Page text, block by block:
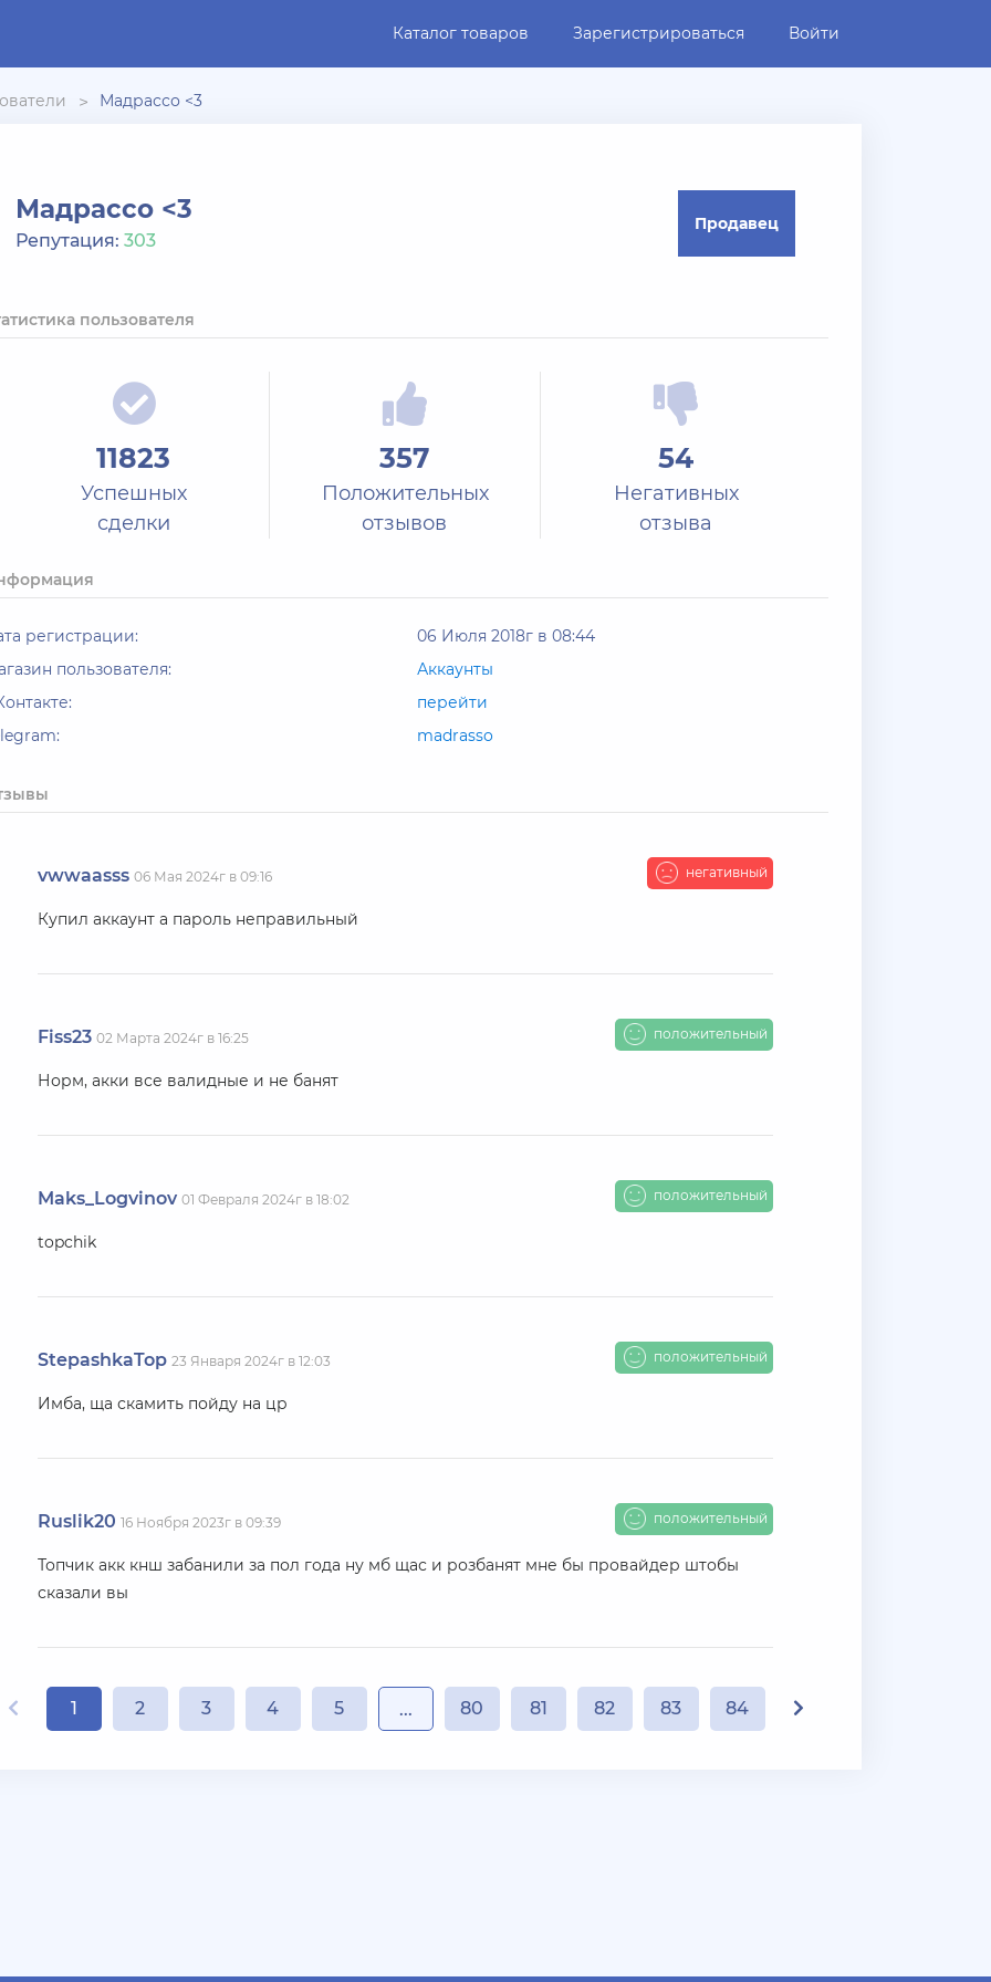
Каталог товаров Зарегистрироваться Войти
Мадрассо <3
Мадрассо <3
Репутация: 303
Продавец
пользователя
11823
Успешных
сделки
357
Положительных
отзывов
54
Негативных
отзыва
регистрации:
06 Июля 2018г в 08:44
пользователя:
Аккаунты
перейти
madrasso
vwwaasss 06 Мая 2024г в 09:16 негативный
Купил аккаунт а пароль неправильный
Fiss23 02 Марта 2024г в 16:25 положительный
Норм, акки все валидные и не банят
Maks_Logvinov 01 Февраля 2024г в 18:02 положительный
topchik
StepashkaTop 23 Января 2024г в 12:03 положительный
Имба, ща скамить пойду на цр
Ruslik20 16 Ноября 2023г в 09:39 положительный
Топчик акк кнш забанили за пол года ну мб щас и розбанят мне бы провайдер штобы
сказали вы
1 2 3 4 5 ... 80 81 82 83 84